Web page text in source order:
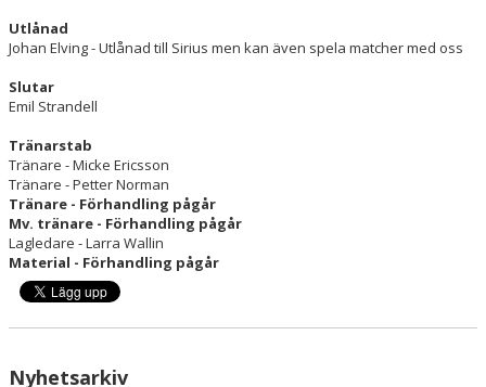
Utlånad
Johan Elving - Utlånad till Sirius men kan även spela matcher med oss
Slutar
Emil Strandell
Tränarstab
Tränare - Micke Ericsson
Tränare - Petter Norman
Tränare - Förhandling pågår
Mv. tränare - Förhandling pågår
Lagledare - Larra Wallin
Material - Förhandling pågår
Nyhetsarkiv